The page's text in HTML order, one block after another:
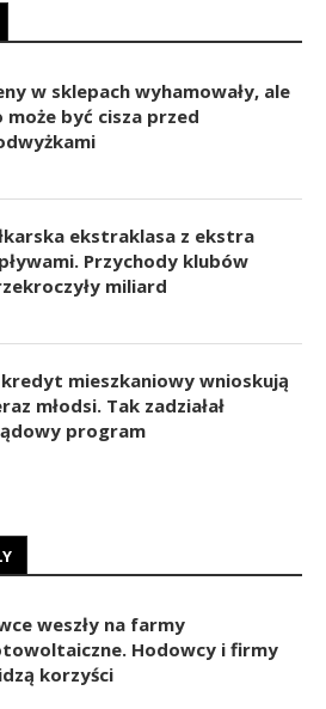
w sklepach wyhamowały, ale
może być cisza przed
ekstraklasa z ekstra
Przychody klubów
miliard
kredyt mieszkaniowy wnioskują
młodsi. Tak zadziałał
program
weszły na farmy
Hodowcy i firmy
korzyści